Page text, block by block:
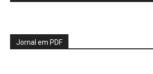
Jornal em PDF